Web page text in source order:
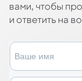
вами, чтобы
и ответить на